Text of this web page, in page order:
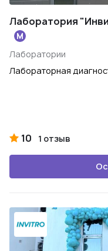
Лаборатория
Лаборатории
Лабораторная
10 1 отзыв